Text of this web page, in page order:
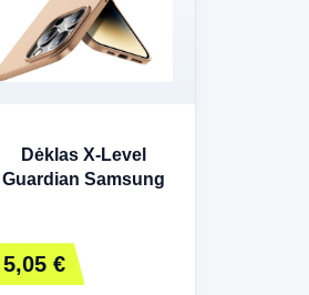
Dėklas X-Level
Guardian Samsung
5,05 €